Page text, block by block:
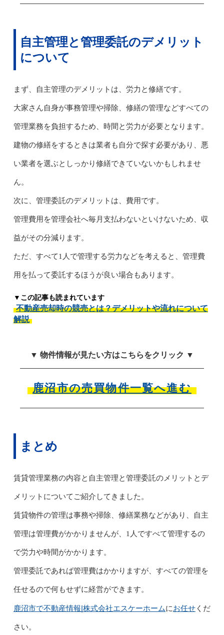
自主管理と管理委託のデメリット
について
まず、自主管理のデメリットは、労力と修繕です。
大家さん自身が事務管理や掃除、修繕の管理などすべての
管理業務を負担するため、時間と労力が必要となります。
建物の修繕をするときは業者も自分で探す必要があり、悪
い業者を選ぶとしっかり修繕できていないかもしれませ
ん。
次に、管理委託のデメリットは、費用です。
管理費用を管理会社へ毎月支払わないといけないため、収
益がその分減ります。
ただ、すべて1人で管理する労力などを考えると、管理費
用を払って委託するほうが良い場合もあります。
▼この記事も読まれています
不動産売却時の競売とは？デメリットや流れについて
解説
▼ 物件情報が見たい方はこちらをクリック ▼
鹿沼市の売買物件一覧へ進む
まとめ
賃貸管理業務の内容と自主管理と管理委託のメリットとデ
メリットについてご紹介してきました。
賃貸物件の管理は事務や掃除、修繕業務などがあり、自主
管理は管理費がかかりませんが、1人ですべて管理するの
で労力や時間がかかります。
管理委託であれば管理費はかかりますが、すべての管理を
任せるので何もせずに経営ができます。
鹿沼市で不動産情報|株式会社エスケーホームにお任せくだ
さい。